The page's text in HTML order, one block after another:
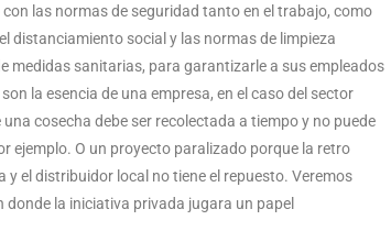
las normas de seguridad tanto en el trabajo, como
distanciamiento social y las normas de limpieza
medidas sanitarias, para garantizarle a sus empleados
la esencia de una empresa, en el caso del sector
cosecha debe ser recolectada a tiempo y no puede
ejemplo. O un proyecto paralizado porque la retro
el distribuidor local no tiene el repuesto. Veremos
la iniciativa privada jugara un papel